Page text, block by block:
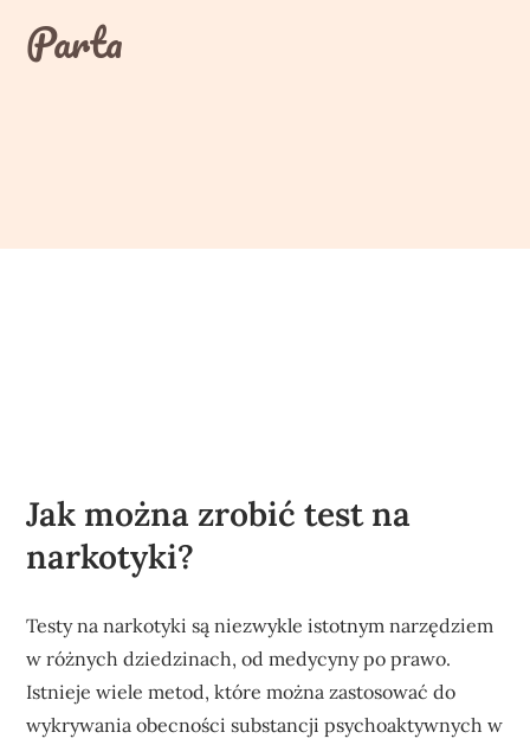
contentParta
Jak można zrobić test na
narkotyki?
Testy na narkotyki są niezwykle istotnym narzędziem
w różnych dziedzinach, od medycyny po prawo.
Istnieje wiele metod, które można zastosować do
wykrywania obecności substancji psychoaktywnych w